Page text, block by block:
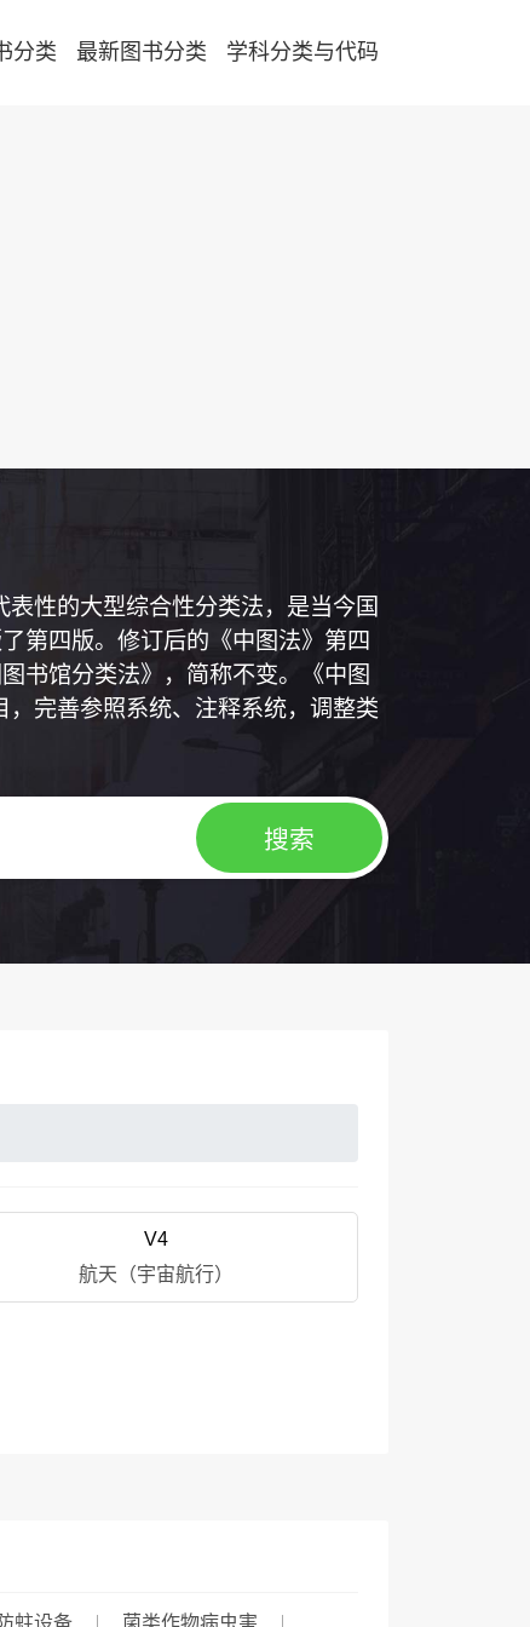
分类 最新图书分类 学科分类与代码
性的大型综合性分类法，是当今国
第四版。修订后的《中图法》第四
书馆分类法》，简称不变。《中图
完善参照系统、注释系统，调整类
V4
航天（宇宙航行）
蛀设备 菌类作物病虫害